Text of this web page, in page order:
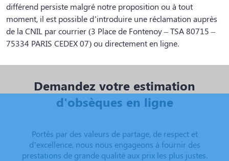
différend persiste malgré notre proposition ou à tout
moment, il est possible d’introduire une réclamation auprès
de la CNIL par courrier (3 Place de Fontenoy – TSA 80715 –
75334 PARIS CEDEX 07) ou directement en ligne.
Demandez votre estimation
d'obsèques en ligne
Portés par des valeurs de partage, de respect et
d’excellence, nous nous engageons à fournir des
prestations de grande qualité aux prix les plus justes.